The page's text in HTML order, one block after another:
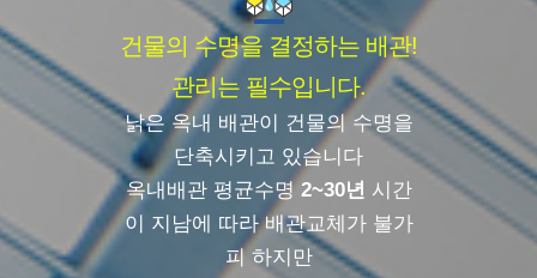
건물의 수명을 결정하는 배관!
관리는 필수입니다.
낡은 옥내 배관이 건물의 수명을
단축시키고 있습니다
옥내배관 평균수명 2~30년 시간
이 지남에 따라 배관교체가 불가
피 하지만